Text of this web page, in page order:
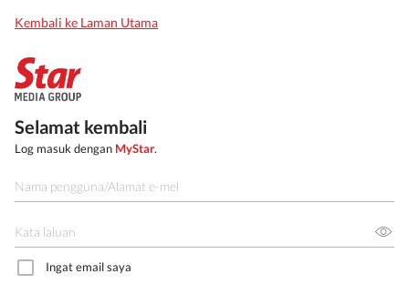
Kembali ke Laman Utama
Selamat kembali
Log masuk dengan MyStar.
Ingat email saya